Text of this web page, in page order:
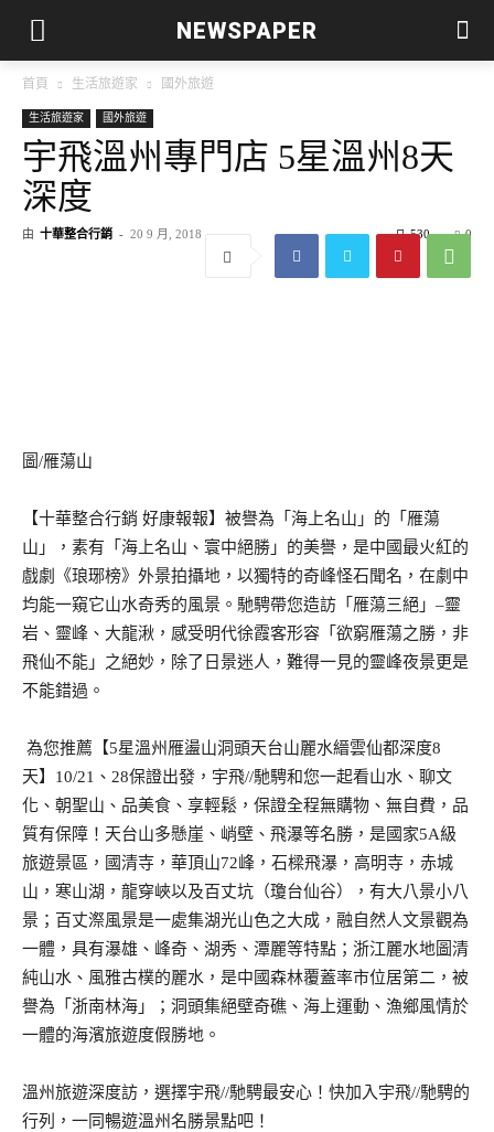
NEWSPAPER
首頁 生活旅遊家 國外旅遊
生活旅遊家 國外旅遊
宇飛溫州專門店 5星溫州8天
深度
由 十華整合行銷 - 20 9 月, 2018 0
530
圖/雁蕩山
【十華整合行銷 好康報報】被譽為「海上名山」的「雁蕩
山」，素有「海上名山、寰中絕勝」的美譽，是中國最火紅的
戲劇《琅琊榜》外景拍攝地，以獨特的奇峰怪石聞名，在劇中
均能一窺它山水奇秀的風景。馳騁帶您造訪「雁蕩三絕」–靈
岩、靈峰、大龍湫，感受明代徐霞客形容「欲窮雁蕩之勝，非
飛仙不能」之絕妙，除了日景迷人，難得一見的靈峰夜景更是
不能錯過。
為您推薦【5星溫州雁盪山洞頭天台山麗水縉雲仙都深度8
天】10/21、28保證出發，宇飛//馳騁和您一起看山水、聊文
化、朝聖山、品美食、享輕鬆，保證全程無購物、無自費，品
質有保障！天台山多懸崖、峭壁、飛瀑等名勝，是國家5A級
旅遊景區，國清寺，華頂山72峰，石樑飛瀑，高明寺，赤城
山，寒山湖，龍穿峽以及百丈坑（瓊台仙谷），有大八景小八
景；百丈漈風景是一處集湖光山色之大成，融自然人文景觀為
一體，具有瀑雄、峰奇、湖秀、潭麗等特點；浙江麗水地圖清
純山水、風雅古樸的麗水，是中國森林覆蓋率市位居第二，被
譽為「浙南林海」；洞頭集絕壁奇礁、海上運動、漁鄉風情於
一體的海濱旅遊度假勝地。
溫州旅遊深度訪，選擇宇飛//馳騁最安心！快加入宇飛//馳騁的
行列，一同暢遊溫州名勝景點吧！